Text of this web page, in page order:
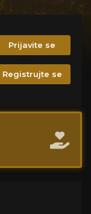
Prijavite se
Registrujte se